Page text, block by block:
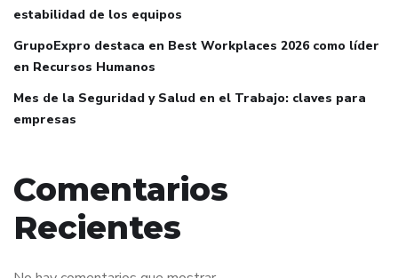
estabilidad de los equipos
GrupoExpro destaca en Best Workplaces 2026 como líder
en Recursos Humanos
Mes de la Seguridad y Salud en el Trabajo: claves para
empresas
Comentarios
Recientes